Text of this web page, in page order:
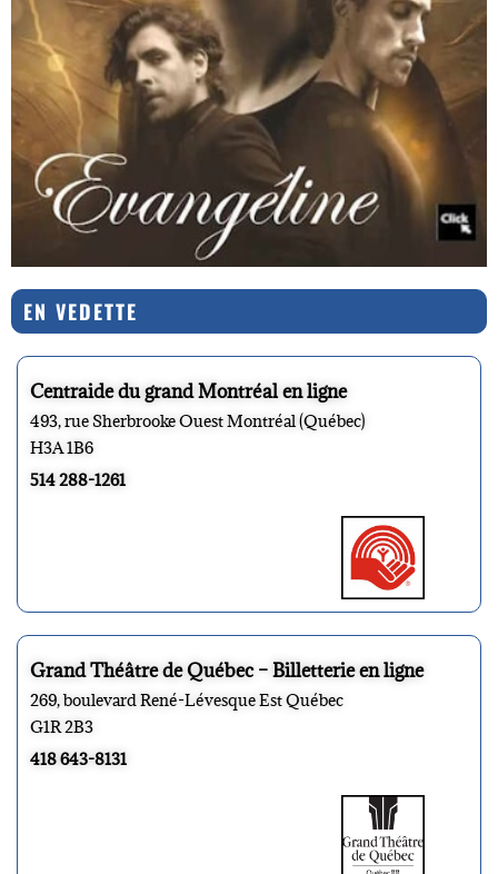
EN VEDETTE
Centraide du grand Montréal en ligne
493, rue Sherbrooke Ouest Montréal (Québec)
H3A 1B6
514 288-1261
Grand Théâtre de Québec – Billetterie en ligne
269, boulevard René-Lévesque Est Québec
G1R 2B3
418 643-8131